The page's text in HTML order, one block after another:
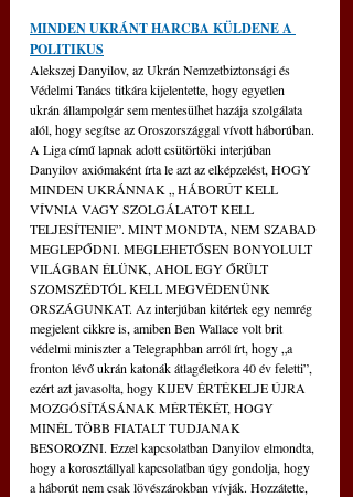
MINDEN UKRÁNT HARCBA KÜLDENE A
POLITIKUS
Alekszej Danyilov, az Ukrán Nemzetbiztonsági és
Védelmi Tanács titkára kijelentette, hogy egyetlen
ukrán állampolgár sem mentesülhet hazája szolgálata
alól, hogy segítse az Oroszországgal vívott háborúban.
A Liga című lapnak adott csütörtöki interjúban
Danyilov axiómaként írta le azt az elképzelést, HOGY
MINDEN UKRÁNNAK „ HÁBORÚT KELL
VÍVNIA VAGY SZOLGÁLATOT KELL
TELJESÍTENIE”. MINT MONDTA, NEM SZABAD
MEGLEPŐDNI. MEGLEHETŐSEN BONYOLULT
VILÁGBAN ÉLÜNK, AHOL EGY ŐRÜLT
SZOMSZÉDTÓL KELL MEGVÉDENÜNK
ORSZÁGUNKAT. Az interjúban kitértek egy nemrég
megjelent cikkre is, amiben Ben Wallace volt brit
védelmi miniszter a Telegraphban arról írt, hogy „a
fronton lévő ukrán katonák átlagéletkora 40 év feletti”,
ezért azt javasolta, hogy KIJEV ÉRTÉKELJE ÚJRA
MOZGÓSÍTÁSÁNAK MÉRTÉKÉT, HOGY
MINÉL TÖBB FIATALT TUDJANAK
BESOROZNI. Ezzel kapcsolatban Danyilov elmondta,
hogy a korosztállyal kapcsolatban úgy gondolja, hogy
a háborút nem csak lövészárokban vívják. Hozzátette,